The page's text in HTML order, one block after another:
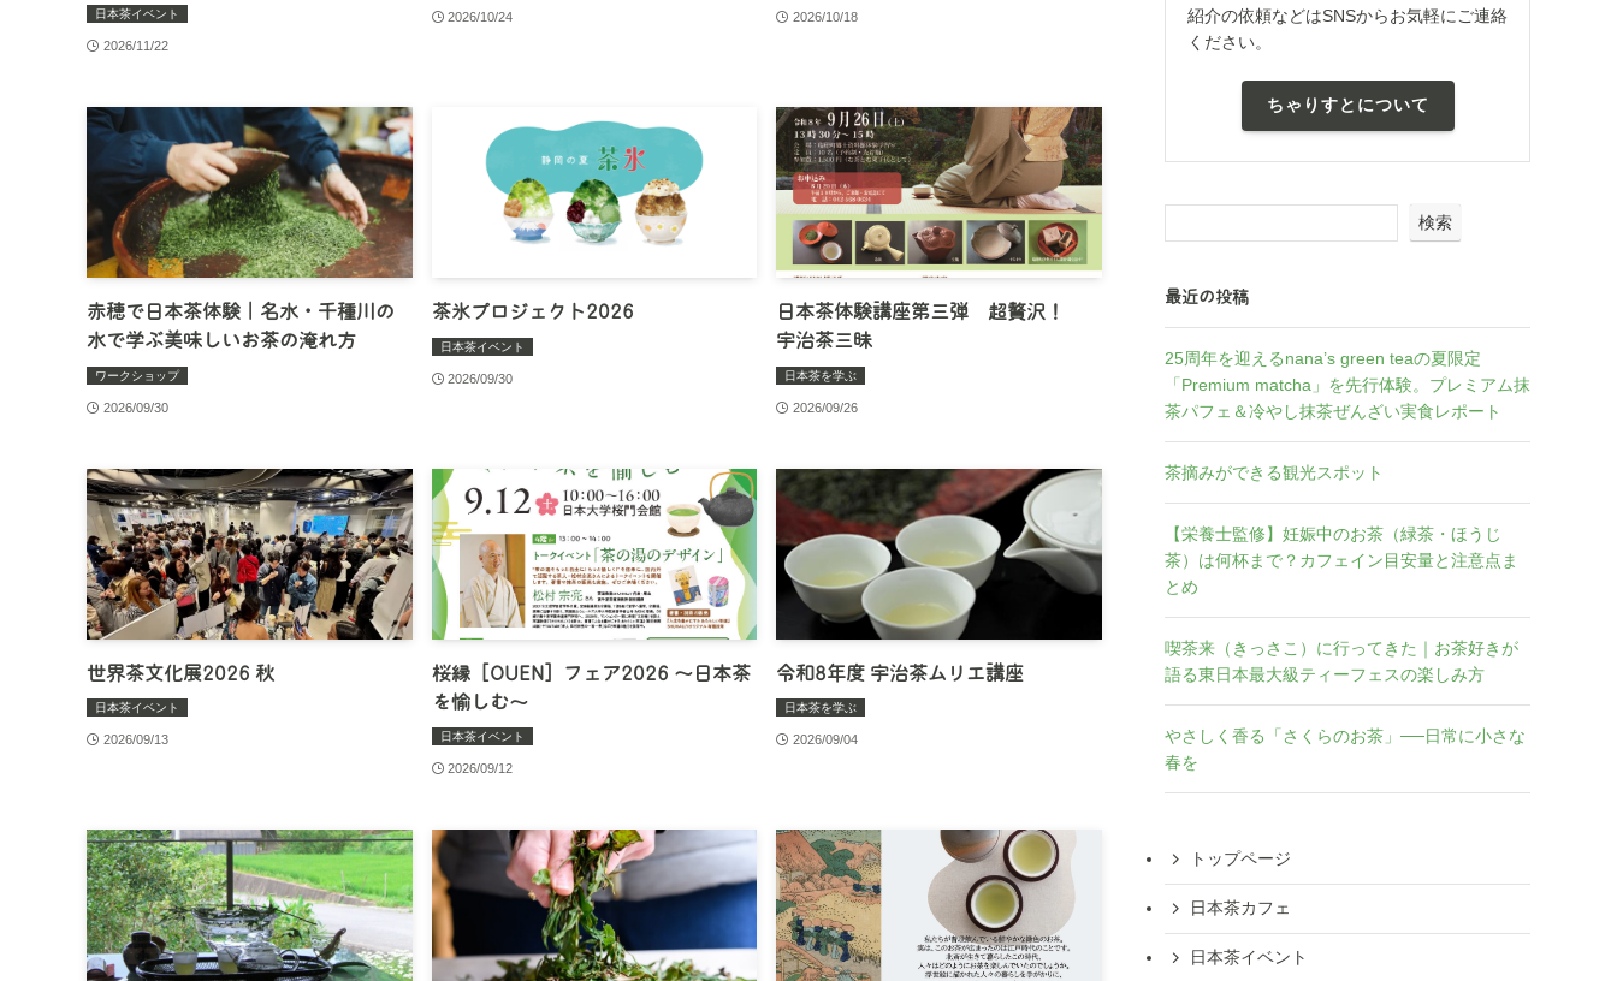
日本茶イベント
2026/11/22
2026/10/24 2026/10/18
赤穂で日本茶体験｜名水・千種川の
水で学ぶ美味しいお茶の淹れ方
ワークショップ
2026/09/30
茶氷プロジェクト2026
日本茶イベント
2026/09/30
日本茶体験講座第三弾 超贅沢！
宇治茶三昧
日本茶を学ぶ
2026/09/26
世界茶文化展2026 秋
日本茶イベント
2026/09/13
桜縁［OUEN］フェア2026 〜日本茶
を愉しむ〜
日本茶イベント
2026/09/12
令和8年度 宇治茶ムリエ講座
日本茶を学ぶ
2026/09/04
紹介の依頼などはSNSからお気軽にご連絡
ください。
ちゃりすとについて
検索
最近の投稿
25周年を迎えるnana’s green teaの夏限定
「Premium matcha」を先行体験。プレミアム抹
茶パフェ＆冷やし抹茶ぜんざい実食レポート
茶摘みができる観光スポット
【栄養士監修】妊娠中のお茶（緑茶・ほうじ
茶）は何杯まで？カフェイン目安量と注意点ま
とめ
喫茶来（きっさこ）に行ってきた｜お茶好きが
語る東日本最大級ティーフェスの楽しみ方
やさしく香る「さくらのお茶」──日常に小さな
春を
トップページ
日本茶カフェ
日本茶イベント